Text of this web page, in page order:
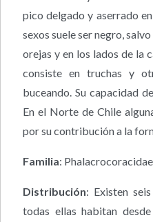
pico delgado y aserrado
sexos suele ser negro,
orejas y en los lados de la
consiste en truchas y
buceando. Su capacidad
En el Norte de Chile
por su contribución a la
Familia: Phalacrocoracidae
Distribución: Existen
todas ellas habitan